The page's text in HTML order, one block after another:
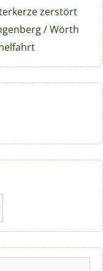
zerstört
/ Wörth